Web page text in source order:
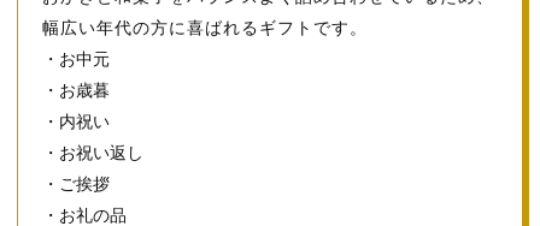
幅広い年代の方に喜ばれるギフトです。
・お中元
・お歳暮
・内祝い
・お祝い返し
・ご挨拶
・お礼の品